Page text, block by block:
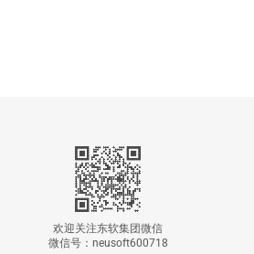
欢迎关注东软集团微信
微信号：neusoft600718